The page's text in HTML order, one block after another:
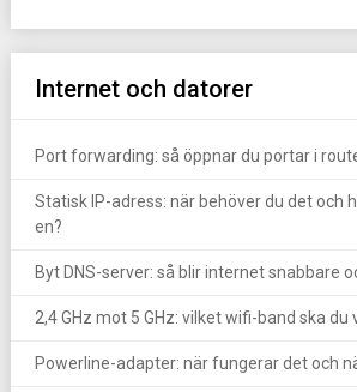
Internet och datorer
Port forwarding: så öppnar du portar i
Statisk IP-adress: när behöver du det och
en?
Byt DNS-server: så blir internet snabbare
2,4 GHz mot 5 GHz: vilket wifi-band ska du
Powerline-adapter: när fungerar det och